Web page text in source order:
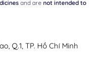
and are not intended to
Q.1, TP. Hồ Chí Minh